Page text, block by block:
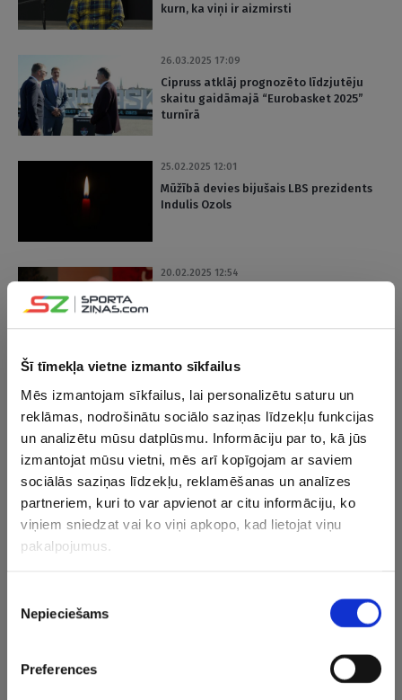
Šī tīmekļa vietne izmanto sīkfailus
Mēs izmantojam sīkfailus, lai personalizētu saturu un
reklāmas, nodrošinātu sociālo saziņas līdzekļu funkcijas
un analizētu mūsu datplūsmu. Informāciju par to, kā jūs
izmantojat mūsu vietni, mēs arī kopīgojam ar saviem
sociālās saziņas līdzekļu, reklamēšanas un analīzes
partneriem, kuri to var apvienot ar citu informāciju, ko
viņiem sniedzat vai ko viņi apkopo, kad lietojat viņu
pakalpojumus.
izvēle
Nepieciešams
Preferences
kurn, ka viņi ir aizmirsti
26.03.2025 17:09
Cipruss atklāj prognozēto līdzjutēju
skaitu gaidāmajā “Eurobasket 2025”
turnīrā
25.02.2025 12:01
Mūžībā devies bijušais LBS prezidents
Indulis Ozols
20.02.2025 12:54
Jaunups: Ja ir labas idejas jāsabojā,
tad zvaniet LBS komandai
13.02.2025 18:34
Cipruss skaidrojis Janičenoka
incidentu un situāciju ar negadījumā
LBS veic izmaiņas “Eurobasket 2025”